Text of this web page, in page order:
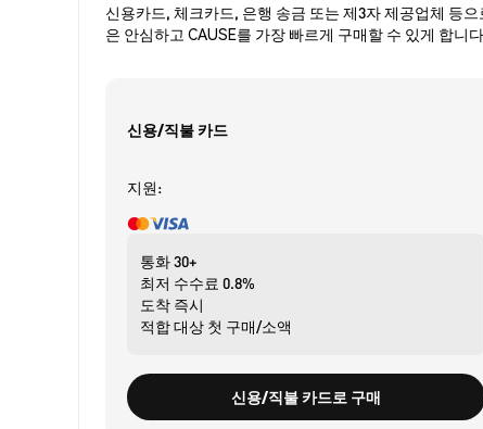
신용카드, 체크카드, 은행 송금 또는 제3자 제공업체 등
은 안심하고 CAUSE를 가장 빠르게 구매할 수 있게 합니
신용/직불 카드
지원:
통화30+
최저 수수료 0.8%
도착 즉시
적합 대상 첫 구매/소액
신용/직불 카드로 구매